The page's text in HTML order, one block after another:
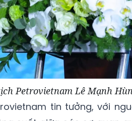
Petrovietnam Lê Mạnh
tin tưởng, với